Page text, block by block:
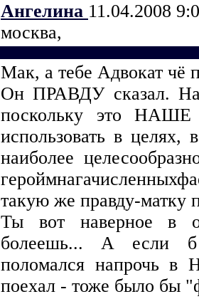
Ангелина 11.04.2008
москва,
Мак, а тебе Адвокат чё
Он ПРАВДУ сказал. На
поскольку это НАШЕ
использовать в
наиболее
такую же правду-
Ты вот наверное в
болеешь... А если б
поломался напрочь
поехал - тоже было бы